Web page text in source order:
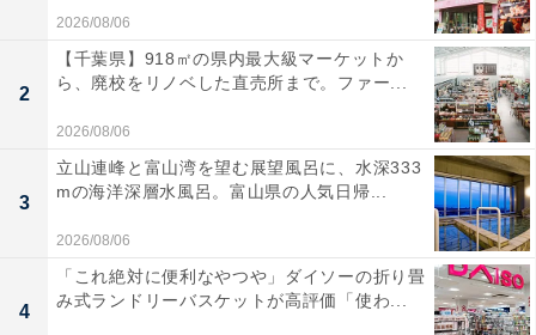
2026/08/06
2
【千葉県】918㎡の県内最大級マーケットか
ら、廃校をリノベした直売所まで。ファー...
2026/08/06
3
立山連峰と富山湾を望む展望風呂に、水深333
mの海洋深層水風呂。富山県の人気日帰...
2026/08/06
4
「これ絶対に便利なやつや」ダイソーの折り畳
み式ランドリーバスケットが高評価「使わ...